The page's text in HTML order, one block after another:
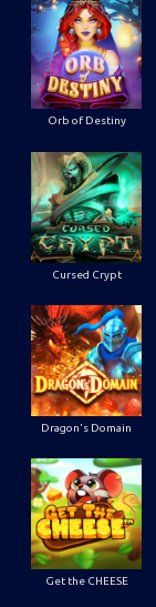
Orb of Destiny
Cursed Crypt
Dragon's Domain
Get the CHEESE